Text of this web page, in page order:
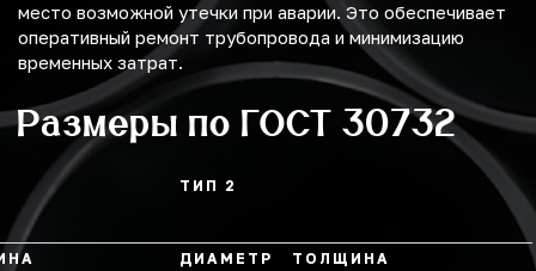
место возможной утечки при аварии. Это обеспечивает
оперативный ремонт трубопровода и минимизацию
временных затрат.
Размеры по ГОСТ 30732
ТИП 2
ДИАМЕТР
ТОЛЩИНА